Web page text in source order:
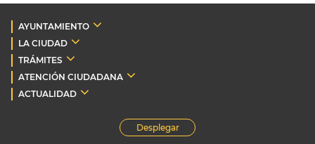
AYUNTAMIENTO
LA CIUDAD
TRÁMITES
ATENCIÓN CIUDADANA
ACTUALIDAD
Desplegar